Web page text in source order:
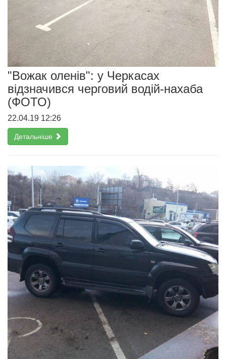
"Вожак оленів": у Черкасах
відзначився черговий водій-нахаба
(ФОТО)
22.04.19 12:26
Детальніше